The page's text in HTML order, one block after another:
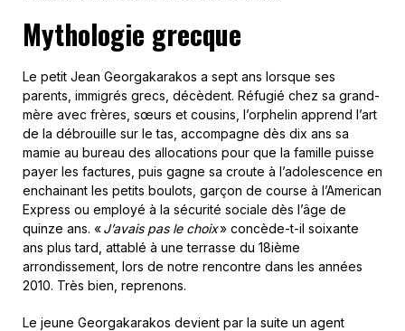
Mythologie grecque
Le petit Jean Georgakarakos a sept ans lorsque ses
parents, immigrés grecs, décèdent. Réfugié chez sa grand-
mère avec frères, sœurs et cousins, l’orphelin apprend l’art
de la débrouille sur le tas, accompagne dès dix ans sa
mamie au bureau des allocations pour que la famille puisse
payer les factures, puis gagne sa croute à l’adolescence en
enchainant les petits boulots, garçon de course à l’American
Express ou employé à la sécurité sociale dès l’âge de
quinze ans. «J’avais pas le choix» concède-t-il soixante
ans plus tard, attablé à une terrasse du 18ième
arrondissement, lors de notre rencontre dans les années
2010. Très bien, reprenons.
Le jeune Georgakarakos devient par la suite un agent